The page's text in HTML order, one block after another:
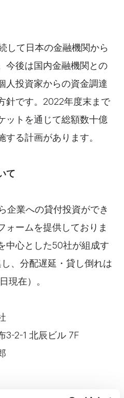
して日本の金融機関から
今後は国内金融機関との
人投資家からの資金調達
針です。2022年度末まで
ットを通じて総額数十億
る計画があります。
て
企業への貸付投資ができ
ォームを提供しておりま
中心とした50社が組成す
、分配遅延・貸し倒れは
現在）。
2-1 北辰ビル 7F